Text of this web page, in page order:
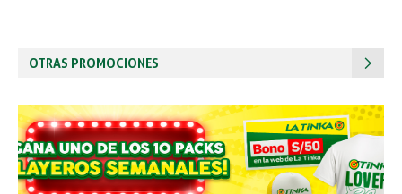
OTRAS PROMOCIONES